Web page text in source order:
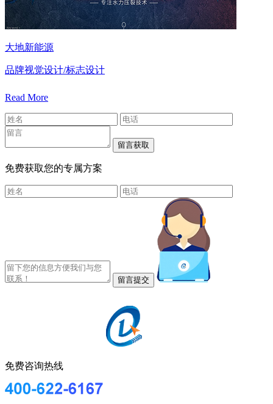
大地新能源
品牌视觉设计/标志设计
Read More
免费获取您的专属方案
免费咨询热线